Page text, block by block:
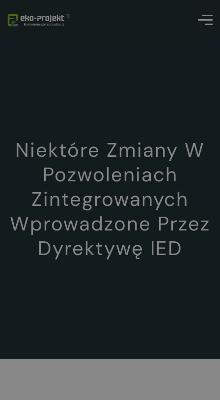
Niektóre Zmiany W
Pozwoleniach
Zintegrowanych
Wprowadzone Przez
Dyrektywę IED